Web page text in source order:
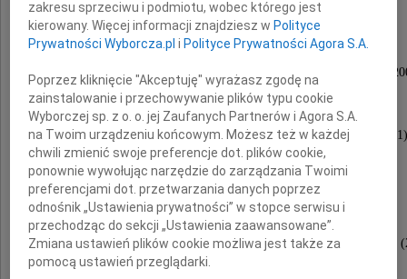
Radcę w Ambasadzie RP w Waszyngtonie (1994
Zastępcę Dyrektora, a następnie Dyrektora
Departamentu Polityki Eksportowej (2000 2001)
Zastępcę Dyrektora w Departamencie
Polityki Bezpieczeństwa(2001 2002)
Radcę Ministra w Departamencie Polityki Bezpieczeństwa
zakresu sprzeciwu i podmiotu, wobec którego jest
kierowany. Więcej informacji znajdziesz w Polityce
Prywatności Wyborcza.pl i Polityce Prywatności Agora S.A.
Poprzez kliknięcie "Akceptuję" wyrażasz zgodę na
zainstalowanie i przechowywanie plików typu cookie
Wyborczej sp. z o. o. jej Zaufanych Partnerów i Agora S.A.
na Twoim urządzeniu końcowym. Możesz też w każdej
chwili zmienić swoje preferencje dot. plików cookie,
ponownie wywołując narzędzie do zarządzania Twoimi
preferencjami dot. przetwarzania danych poprzez
odnośnik „Ustawienia prywatności” w stopce serwisu i
przechodząc do sekcji „Ustawienia zaawansowane”.
Zmiana ustawień plików cookie możliwa jest także za
pomocą ustawień przeglądarki.